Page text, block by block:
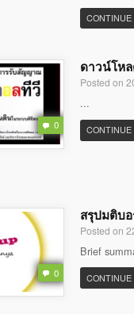
CONTINUE
0
ดาวน์โห
Posted on
...
CONTINUE
0
สรุปมติบ
Posted on
Brief
CONTINUE